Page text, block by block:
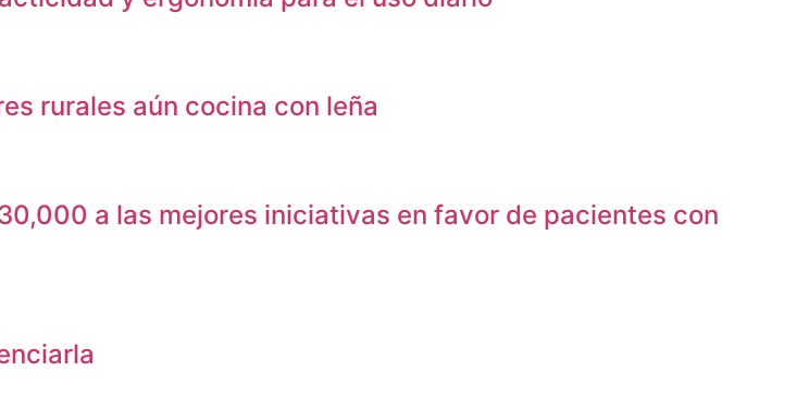
rurales aún cocina con leña
a las mejores iniciativas en favor de pacientes con